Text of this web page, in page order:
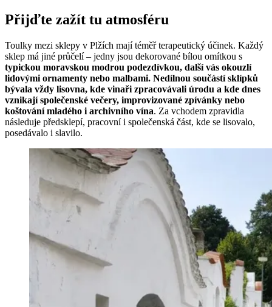
Přijďte zažít tu atmosféru
Toulky mezi sklepy v Plžích mají téměř terapeutický účinek. Každý
sklep má jiné průčelí – jedny jsou dekorované bílou omítkou s
typickou moravskou modrou podezdívkou, další vás okouzlí
lidovými ornamenty nebo malbami. Nedílnou součástí sklípků
bývala vždy lisovna, kde vinaři zpracovávali úrodu a kde dnes
vznikají společenské večery, improvizované zpívánky nebo
koštování mladého i archivního vína. Za vchodem zpravidla
následuje předsklepí, pracovní i společenská část, kde se lisovalo,
posedávalo i slavilo.